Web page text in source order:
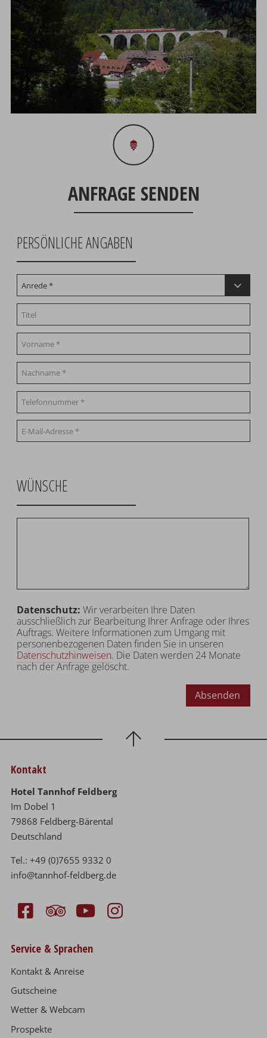
ANFRAGE SENDEN
PERSÖNLICHE ANGABEN
WÜNSCHE
Datenschutz:Wir verarbeiten Ihre Daten
ausschließlich zur Bearbeitung Ihrer Anfrage oder Ihres
Auftrags. Weitere Informationen zum Umgang mit
personenbezogenen Daten finden Sie in unseren
Datenschutzhinweisen. Die Daten werden 24 Monate
nach der Anfrage gelöscht.
Absenden
Kontakt
Hotel Tannhof Feldberg
Im Dobel 1
79868 Feldberg-Bärental
Deutschland
Tel.:+49 (0)7655 9332 0
info@tannhof-feldberg.de
Service & Sprachen
Kontakt & Anreise
Gutscheine
Wetter & Webcam
Prospekte